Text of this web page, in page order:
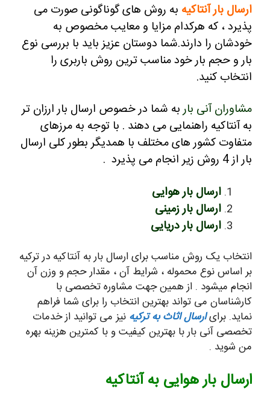
ارسال بار آنتاکیه به روش های گوناگونی صورت می
پذیرد ، که هرکدام مزایا و معایب مخصوص به
خودشان را دارند.شما دوستان عزیز باید با بررسی نوع
بار و حجم بار خود مناسب ترین روش باربری را
انتخاب کنید.
مشاوران آنی باربه شما در خصوص ارسال بار ارزان تر
به آنتاکیه راهنمایی می دهند . با توجه به مرزهای
متفاوت کشور های مختلف با همدیگر بطور کلی ارسال
بار از 4 روش زیر انجام می پذیرد .
ارسال بار هوایی
ارسال بار زمینی
ارسال بار دریایی
انتخاب یک روش مناسب برای ارسال بار به آنتاکیه در ترکیه
بر اساس نوع محموله ، شرایط آن ، مقدار حجم و وزن آن
انجام میشود . از همین جهت مشاوره تخصصی با
کارشناسان می تواند بهترین انتخاب را برای شما فراهم
نماید. برایارسال اثاث به ترکیه نیز می توانید از خدمات
تخصصی آنی بار با بهترین کیفیت و با کمترین هزینه بهره
من شوید .
ارسال بار هوایی به آنتاکیه